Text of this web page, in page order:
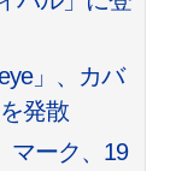
」、カバ
発散
マーク、19